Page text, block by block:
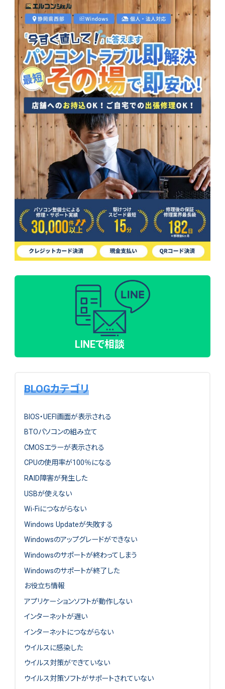
LINEで相談
BLOGカテゴリ
BIOS・UEFI画面が表示される
BTOパソコンの組み立て
CMOSエラーが表示される
CPUの使用率が100％になる
RAID障害が発生した
USBが使えない
Wi-Fiにつながらない
Windows Updateが失敗する
Windowsのアップグレードができない
Windowsのサポートが終わってしまう
Windowsのサポートが終了した
お役立ち情報
アプリケーションソフトが動作しない
インターネットが遅い
インターネットにつながらない
ウイルスに感染した
ウイルス対策ができていない
ウイルス対策ソフトがサポートされていない